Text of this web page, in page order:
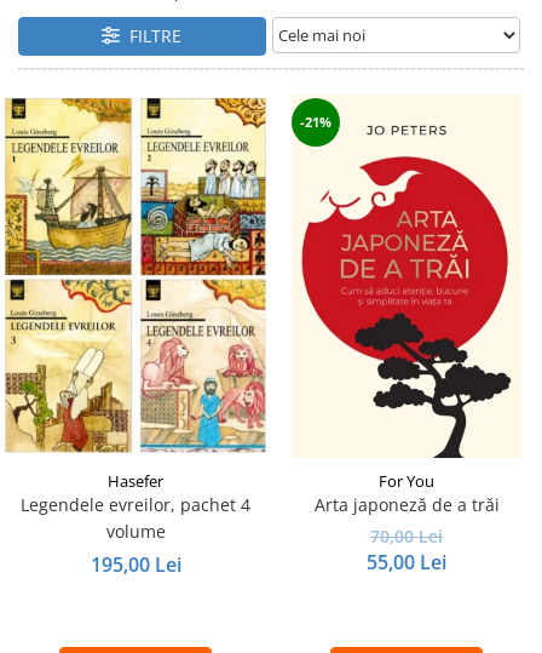
Manuale și Dicționare
Medicină și Sănătate
Practic. Casă și Grădina
Psihologie
Religie
Spiritualitate
Știință și Tehnologie
Științe Politice
Științe Sociale si Umaniste
FILTRE
Hasefer
Legendele evreilor, pachet 4
volume
195,00 Lei
-21%
For You
Arta japoneză de a trăi
70,00 Lei
55,00 Lei